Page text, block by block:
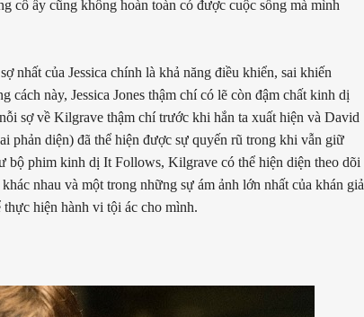
cô ấy cũng không hoàn toàn có được cuộc sống mà mình
nhất của Jessica chính là khả năng điều khiển, sai khiến
này, Jessica Jones thậm chí có lẽ còn đậm chất kinh dị
sợ về Kilgrave thậm chí trước khi hắn ta xuất hiện và David
phản diện) đã thể hiện được sự quyến rũ trong khi vẫn giữ
bộ phim kinh dị It Follows, Kilgrave có thể hiện diện theo dõi
nhau và một trong những sự ám ảnh lớn nhất của khán giả
hiện hành vi tội ác cho mình.